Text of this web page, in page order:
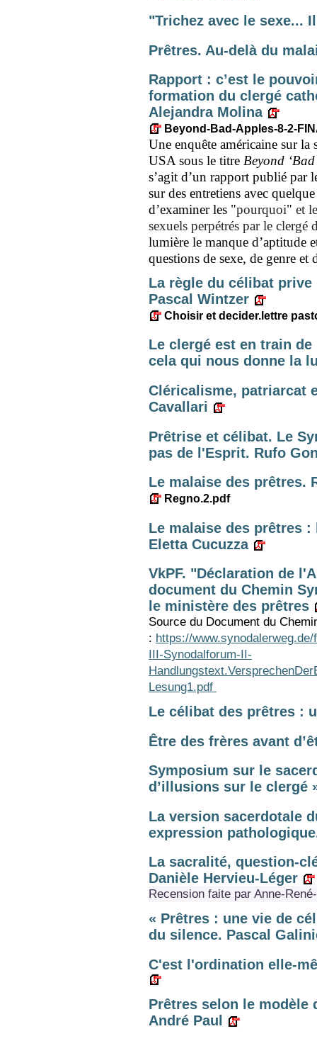
"Trichez avec le sexe...
Prêtres. Au-delà du
Rapport : c’est le
formation du clergé
Alejandra Molina
Beyond-Bad-Apples-8-2-
Une enquête américaine sur la
USA sous le titre Beyond
s’agit d’un rapport publié par
sur des entretiens avec
d’examiner les "pourquoi" et
sexuels perpétrés par le
lumière le manque d’aptitude
questions de sexe, de genre
La règle du célibat prive
Pascal Wintzer
Choisir et decider.lettre
Le clergé est en train
cela qui nous donne la
Cléricalisme, patriarcat
Cavallari
Prêtrise et célibat. Le
pas de l'Esprit. Rufo
Le malaise des prêtres.
Regno.2.pdf
Le malaise des prêtres
Eletta Cucuzza
VkPF. "Déclaration de
document du Chemin
le ministère des prêtres
Source du Document du
: https://
III-Synodalforum-II-
Lesung1.pdf
Le célibat des prêtres :
Être des frères avant
Symposium sur le
d’illusions sur le clergé
La version sacerdotale
expression
La sacralité, question-
Danièle Hervieu-Léger
Recension faite par Anne-
« Prêtres : une vie de
du silence. Pascal
C'est l'ordination elle-
Prêtres selon le modèle
André Paul